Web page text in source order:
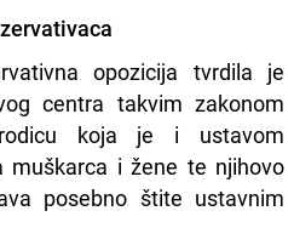
opozicija tvrdila je
centra takvim zakonom
koja je i ustavom
muškarca i žene te njihovo
posebno štite ustavnim